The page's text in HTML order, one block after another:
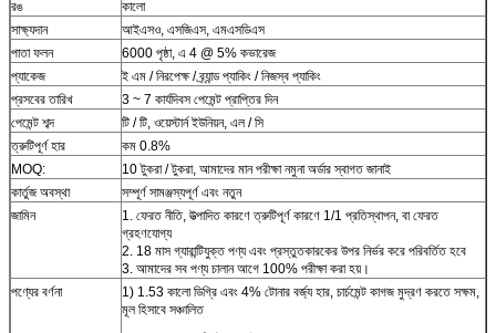
রঙ
কালো
সাক্ষ্যদান
আইএসও, এসজিএস, এমএসডিএস
পাতা ফলন
6000 পৃষ্ঠা, এ 4 @ 5% কভারেজ
প্যাকেজ
ই এম / নিরপেক্ষ / ব্র্যান্ড প্যাকিং / নিজস্ব প্যাকিং
প্রসবের তারিখ
3 ~ 7 কার্যদিবস পেমেন্ট প্রাপ্তির দিন
পেমেন্ট শব্দ
টি / টি, ওয়েস্টার্ন ইউনিয়ন, এল / সি
ত্রুটিপূর্ণ হার
কম 0.8%
MOQ:
10 টুকরা / টুকরা, আমাদের মান পরীক্ষা নমুনা অর্ডার স্বাগত জানাই
কার্তুজ অবস্থা
সম্পূর্ণ সামঞ্জস্যপূর্ণ এবং নতুন
জামিন
1. ফেরত নীতি, উত্পাদিত কারণে ত্রুটিপূর্ণ কারণে 1/1 প্রতিস্থাপন, বা ফেরত
গ্রহণযোগ্য
2. 18 মাস গ্যারান্টিযুক্ত পণ্য এবং প্রস্তুতকারকের উপর নির্ভর করে পরিবর্তিত হবে
3. আমাদের সব পণ্য চালান আগে 100% পরীক্ষা করা হয়।
পণ্যের বর্ণনা
1) 1.53 কালো ডিগ্রি এবং 4% টোনার বর্জ্য হার, চার্চমেন্ট কাগজ মুদ্রণ করতে সক্ষম,
মূল হিসাবে সঞ্চালিত